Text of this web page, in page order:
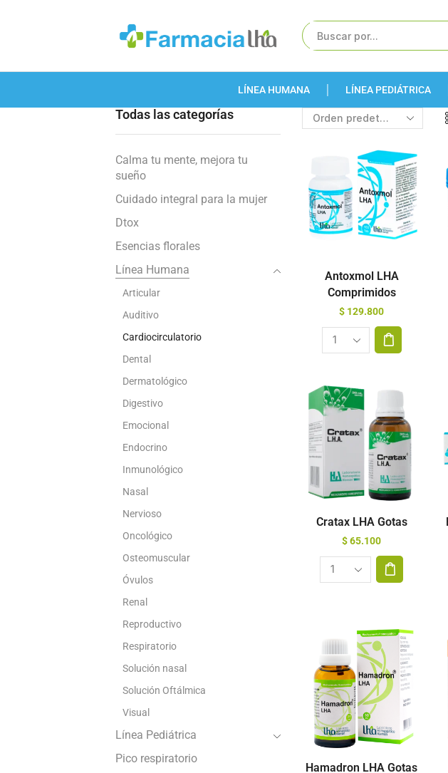
LÍNEA HUMANA LÍNEA PEDIÁTRICA
Antoxmol LHA
Comprimidos
$ 129.800
Cratax LHA Gotas
$65.100
Hamadron LHA Gotas
Todas las categorías
Calma tu mente, mejora tu
sueño
Cuidado integral para la mujer
Dtox
Esencias florales
Línea Humana
Articular
Auditivo
Cardiocirculatorio
Dental
Dermatológico
Digestivo
Emocional
Endocrino
Inmunológico
Nasal
Nervioso
Oncológico
Osteomuscular
Óvulos
Renal
Reproductivo
Respiratorio
Solución nasal
Solución Oftálmica
Visual
Línea Pediátrica
Pico respiratorio